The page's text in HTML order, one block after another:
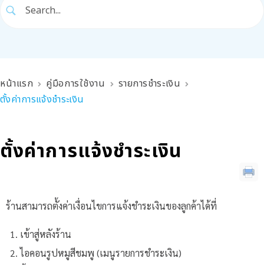
หน้าแรก คู่มือการใช้งาน
รายการชำระเงิน
ตั้งค่าการแจ้งชำระเงิน
ตั้งค่าการแจ้งชำระเงิน
ร้านสามารถตั้งค่าเงื่อนไขการแจ้งชำระเงินของลูกค้าได้ที่
เข้าสู่หลังร้าน
ไอคอนรูปหมูสีชมพู (เมนูรายการชำระเงิน)